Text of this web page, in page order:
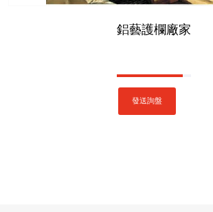
鋁藝護欄廠家
發送詢盤